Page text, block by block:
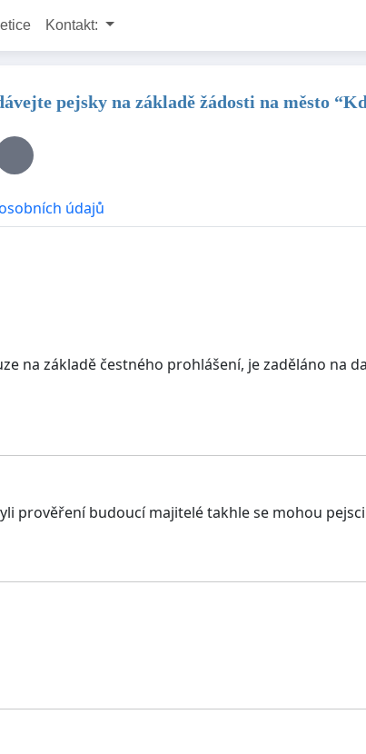
Kontakt:
pejsky na základě žádosti na město
údajů
na základě čestného prohlášení, je zaděláno na
prověření budoucí majitelé takhle se mohou